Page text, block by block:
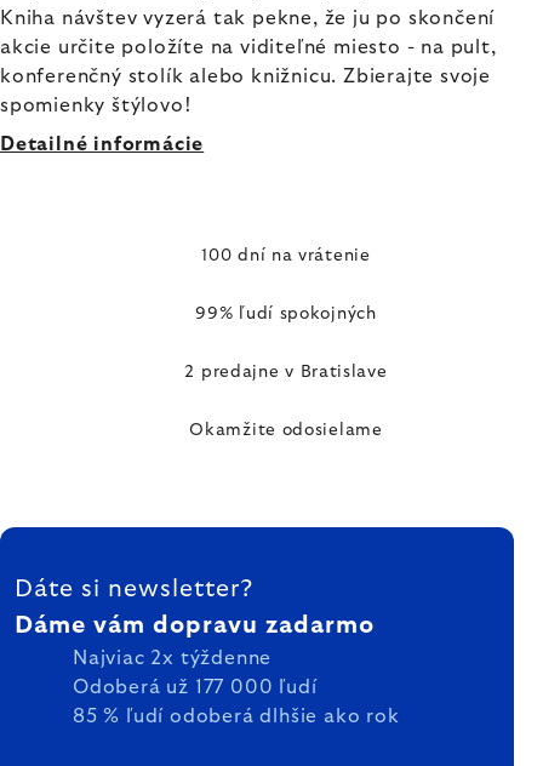
Kniha návštev vyzerá tak pekne, že ju po skončení
akcie určite položíte na viditeľné miesto - na pult,
konferenčný stolík alebo knižnicu. Zbierajte svoje
spomienky štýlovo!
Detailné informácie
100 dní na vrátenie
99% ľudí spokojných
2 predajne v Bratislave
Okamžite odosielame
ZÁPÄTIE
Dáte si newsletter?
Dáme vám dopravu zadarmo
Najviac 2x týždenne
Odoberá už 177 000 ľudí
85 % ľudí odoberá dlhšie ako rok